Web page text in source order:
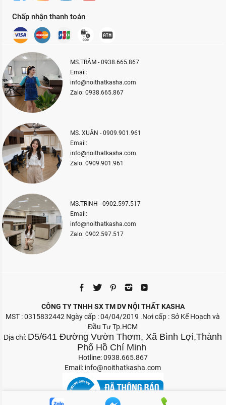
Chấp nhận thanh toán
MS.TRÂM - 0938.665.867
Email:
info@noithatkasha.com
Zalo: 0938.665.867
MS. XUÂN - 0909.901.961
Email:
info@noithatkasha.com
Zalo: 0909.901.961
MS.TRINH - 0902.597.517
Email:
info@noithatkasha.com
Zalo: 0902.597.517
CÔNG TY TNHH SX TM DV NỘI THẤT KASHA
MST : 0315832442 Ngày cấp : 04/04/2019 .Nơi cấp : Sở Kế Hoạch và
Đầu Tư Tp.HCM
Địa chỉ: D5/641 Đường Vườn Thơm, Xã Bình Lợi,Thành
Phố Hồ Chí Minh
Hotline: 0938.665.867
Email: info@noithatkasha.com